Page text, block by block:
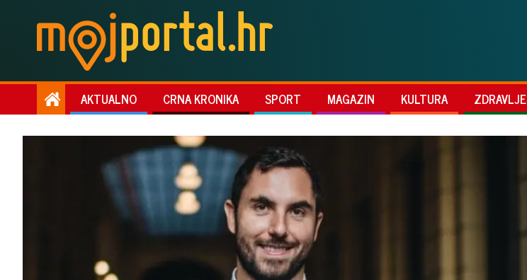
AKTUALNO CRNA KRONIKA SPORT MAGAZIN KULTURA ZDRAVLJE